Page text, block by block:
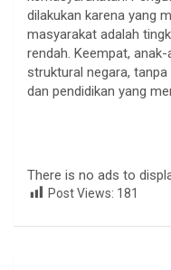
dilakukan karena yang
masyarakat adalah
rendah. Keempat,
struktural negara,
dan pendidikan yang
There is no ads to
Post Views: 181